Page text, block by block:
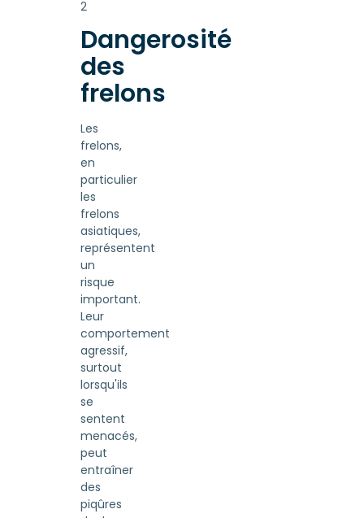
Dangerosité
des
frelons
Les
frelons,
en
particulier
les
frelons
asiatiques,
représentent
un
risque
important.
Leur
comportement
agressif,
surtout
lorsqu'ils
se
sentent
menacés,
peut
entraîner
des
piqûres